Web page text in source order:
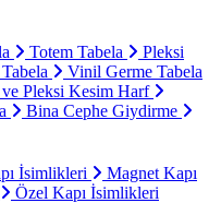
Totem Tabela
Pleksi
Vinil Germe Tabela
ve Pleksi Kesim Harf
Bina Cephe Giydirme
İsimlikleri
Magnet Kapı
Özel Kapı İsimlikleri